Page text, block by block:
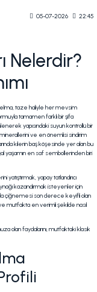
05-07-2026 22:45
Nelerdir?
elma, taze haliyle her mevsim
tamamen farklı bir şifa
yapısındaki suyun kontrollü bir
ve en önemlisi sindirim
kilerin baş köşesinde yer alan bu
yaşamın en saf sembollerinden biri
yapay tatlandırıcı
kazandırmak isteyenler için
çiğnemesi son derece keyifli olan
mutfakta en verimli şekilde nasıl
olan faydalarını, mutfaktaki klasik